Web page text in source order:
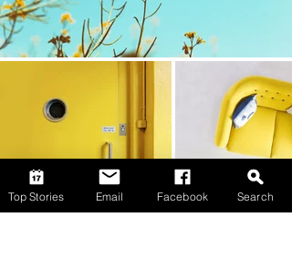
Top Stories Email Facebook Search